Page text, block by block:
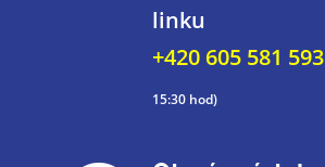
linku
+420 605 581 593
15:30 hod)